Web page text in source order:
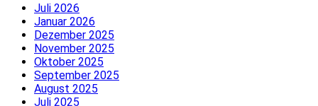
Juli 2026
Januar 2026
Dezember 2025
November 2025
Oktober 2025
September 2025
August 2025
Juli 2025